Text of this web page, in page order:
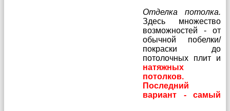
Отделка потолка.
Здесь множество
возможностей - от
обычной побелки/
покраски до
потолочных плит и
натяжных
потолков.
Последний
вариант - самый